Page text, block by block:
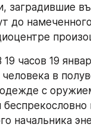
заградившие
до
19 часов 19
в
с
начальника